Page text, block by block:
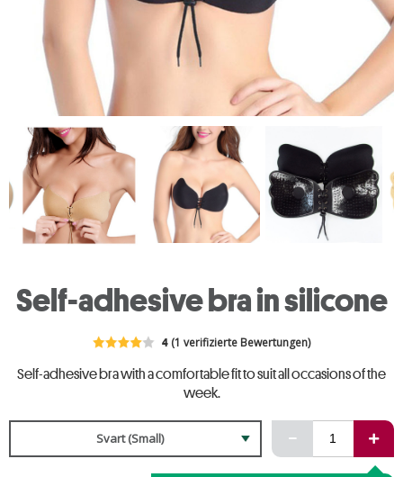
Self-adhesive bra in silicone
4 (1 verifizierte Bewertungen)
Self-adhesive bra with a comfortable fit to suit all occasions of the
week.
Svart (Small)